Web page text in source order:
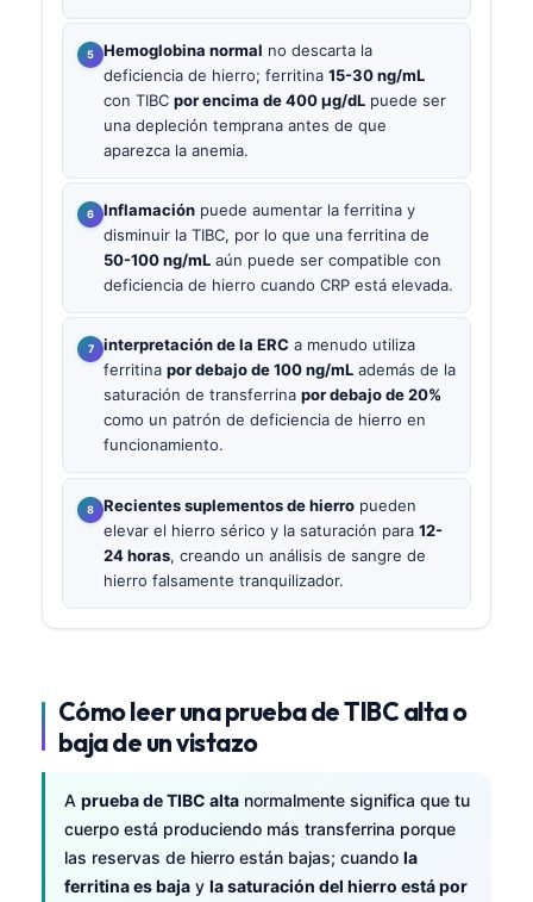
Hemoglobina normal no descarta la
deficiencia de hierro; ferritina 15-30 ng/mL
con TIBC por encima de 400 µg/dL puede ser
una depleción temprana antes de que
aparezca la anemia.
Inflamación puede aumentar la ferritina y
disminuir la TIBC, por lo que una ferritina de
50-100 ng/mL aún puede ser compatible con
deficiencia de hierro cuando CRP está elevada.
interpretación de la ERC a menudo utiliza
ferritina por debajo de 100 ng/mL además de la
saturación de transferrina por debajo de 20%
como un patrón de deficiencia de hierro en
funcionamiento.
Recientes suplementos de hierro pueden
elevar el hierro sérico y la saturación para 12-
24 horas, creando un análisis de sangre de
hierro falsamente tranquilizador.
Cómo leer una prueba de TIBC alta o
baja de un vistazo
A prueba de TIBC alta normalmente significa que tu
cuerpo está produciendo más transferrina porque
las reservas de hierro están bajas; cuando la
ferritina es baja y la saturación del hierro está por